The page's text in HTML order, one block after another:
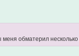
меня обматерил